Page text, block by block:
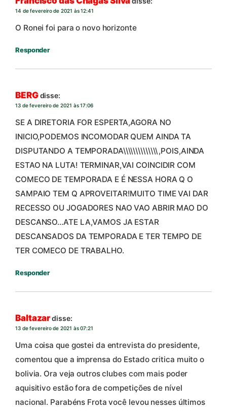
14 de fevereiro de 2021 às 12:41
O Ronei foi para o novo horizonte
Responder
BERGdisse:
13 de fevereiro de 2021 às 17:06
SE A DIRETORIA FOR ESPERTA,AGORA NO
INICIO,PODEMOS INCOMODAR QUEM AINDA TA
DISPUTANDO A TEMPORADA\\\\\\\\\\\\\\,POIS,AINDA
ESTAO NA LUTA! TERMINAR,VAI COINCIDIR COM
COMECO DE TEMPORADA E É NESSA HORA Q O
SAMPAIO TEM Q APROVEITAR!MUITO TIME VAI DAR
RECESSO OU JOGADORES NAO VAO ABRIR MAO DO
DESCANSO…ATE LA,VAMOS JA ESTAR
DESCANSADOS DA TEMPORADA E TER TEMPO DE
TER COMECO DE TRABALHO.
Responder
Baltazardisse:
13 de fevereiro de 2021 às 07:21
Uma coisa que gostei da entrevista do presidente,
comentou que a imprensa do Estado critica muito o
bolivia. Ora veja outros clubes com mais poder
aquisitivo estão fora de competições de nível
nacional. Parabéns Frota você levou nesses últimos